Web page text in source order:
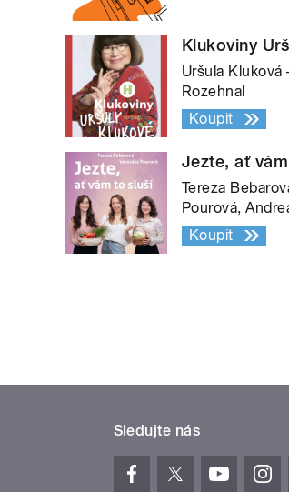
Klukoviny
Uršula Kluková
Rozehnal
Koupit
Jezte, ať
Tereza
Pourová,
Koupit
Sledujte nás